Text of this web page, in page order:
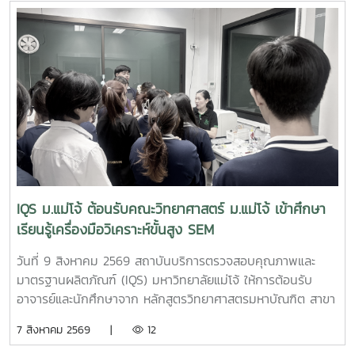
IQS ม.แม่โจ้ ต้อนรับคณะวิทยาศาสตร์ ม.แม่โจ้ เข้าศึกษา
เรียนรู้เครื่องมือวิเคราะห์ขั้นสูง SEM
วันที่ 9 สิงหาคม 2569 สถาบันบริการตรวจสอบคุณภาพและ
มาตรฐานผลิตภัณฑ์ (IQS) มหาวิทยาลัยแม่โจ้ ให้การต้อนรับ
อาจารย์และนักศึกษาจาก หลักสูตรวิทยาศาสตรมหาบัณฑิต สาขา
นวัตกรรมวัสดุ คณะวิทยาศาสตร์ มหาวิทยาลัยแม่โจ้ จำนวน 19
7 สิงหาคม 2569 | 12